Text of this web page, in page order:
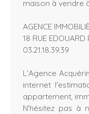
maison à vendre
AGENCE
18 RUE
03.21.18.39.39
L'Agence
internet
appartement,
N'hésitez pas à